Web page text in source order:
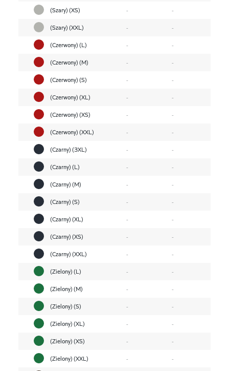
(Szary) (XS)
-
-
(Szary) (XXL)
-
-
(Czerwony) (L)
-
-
(Czerwony) (M)
-
-
(Czerwony) (S)
-
-
(Czerwony) (XL)
-
-
(Czerwony) (XS)
-
-
(Czerwony) (XXL)
-
-
(Czarny) (3XL)
-
-
(Czarny) (L)
-
-
(Czarny) (M)
-
-
(Czarny) (S)
-
-
(Czarny) (XL)
-
-
(Czarny) (XS)
-
-
(Czarny) (XXL)
-
-
(Zielony) (L)
-
-
(Zielony) (M)
-
-
(Zielony) (S)
-
-
(Zielony) (XL)
-
-
(Zielony) (XS)
-
-
(Zielony) (XXL)
-
-